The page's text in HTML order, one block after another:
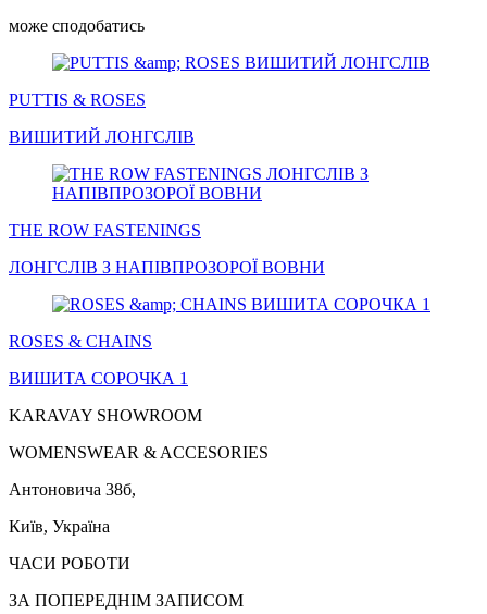
може сподобатись
PUTTIS & ROSES
ВИШИТИЙ ЛОНГСЛІВ
THE ROW FASTENINGS
ЛОНГСЛІВ З НАПІВПРОЗОРОЇ ВОВНИ
ROSES & CHAINS
ВИШИТА СОРОЧКА 1
KARAVAY SHOWROOM
WOMENSWEAR & ACCESORIES
Антоновича 38б,
Київ, Україна
ЧАСИ РОБОТИ
ЗА ПОПЕРЕДНІМ ЗАПИСОМ